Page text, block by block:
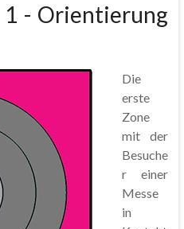
1 - Orientierung
Die
erste
Zone
mit der
Besuche
r einer
Messe
in